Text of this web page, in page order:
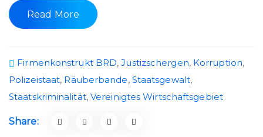
Read More
Firmenkonstrukt BRD,Justizschergen, Korruption,
Polizeistaat, Räuberbande, Staatsgewalt,
Staatskriminalität,Vereinigtes Wirtschaftsgebiet
Share: